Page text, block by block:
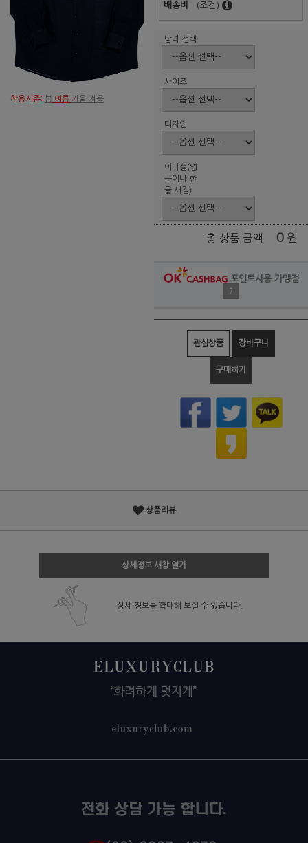
착용시즌: 봄 여름 가을 겨울
배송비 (조건)
남녀 선택
사이즈
디자인
이니셜(영
문이나 한
글 새김)
총 상품 금액 0 원
포인트사용 가맹점
?
관심상품 장바구니
구매하기
상품리뷰
상세정보 새창 열기
상세 정보를 확대해 보실 수 있습니다.